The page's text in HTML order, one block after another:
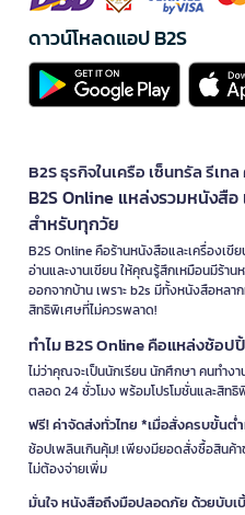
ดาวน์โหลดแอป B2S
B2S ธุรกิจในเครือ เซ็นทรัล รีเ
B2S Online แหล่งรวมหนังสือ
สำหรับทุกวัย
B2S Online คือร้านหนังสือและเครื่องเ
อ่านและงานเขียน ให้คุณรู้สึกเหมือนมีร้า
ออกจากบ้าน เพราะ b2s มีทั้งหนังสือหล
สิทธิพิเศษที่ไม่ควรพลาด!
ทำไม B2S Online คือแหล่งช้อ
ไม่ว่าคุณจะเป็นนักเรียน นักศึกษา คนทำ
ตลอด 24 ชั่วโมง พร้อมโปรโมชั่นและสิทธิ
ฟรี! ค่าจัดส่งทั่วไทย *เมื่อสั่งครบขั้นต่
ช้อปเพลินเกินคุ้ม! เพียงมียอดสั่งซื้อสินค้
ไม่ต้องจ่ายเพิ่ม
มั่นใจ หนังสือถึงมือปลอดภัย ด้วยบับเ